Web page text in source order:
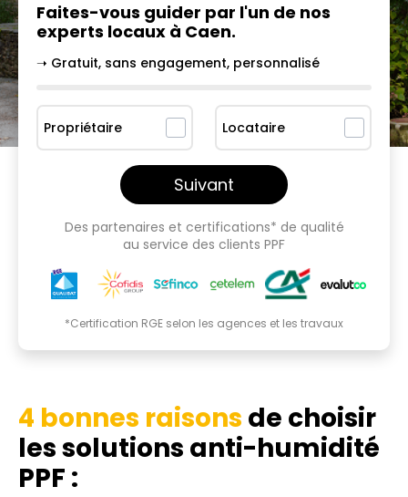
Faites-vous guider par l'un de nos
experts locaux à Caen.
➝ Gratuit, sans engagement, personnalisé
Propriétaire Locataire
Suivant
Des partenaires et certifications* de qualité
au service des clients PPF
*Certification RGE selon les agences et les travaux
4 bonnes raisons de choisir
les solutions anti-humidité
PPF :